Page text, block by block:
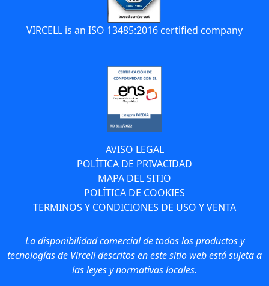
VIRCELL is an ISO 13485:2016 certified company
AVISO LEGAL
POLÍTICA DE PRIVACIDAD
MAPA DEL SITIO
POLÍTICA DE COOKIES
TERMINOS Y CONDICIONES DE USO Y VENTA
La disponibilidad comercial de todos los productos y
tecnologías de Vircell descritos en este sitio web está sujeta a
las leyes y normativas locales.